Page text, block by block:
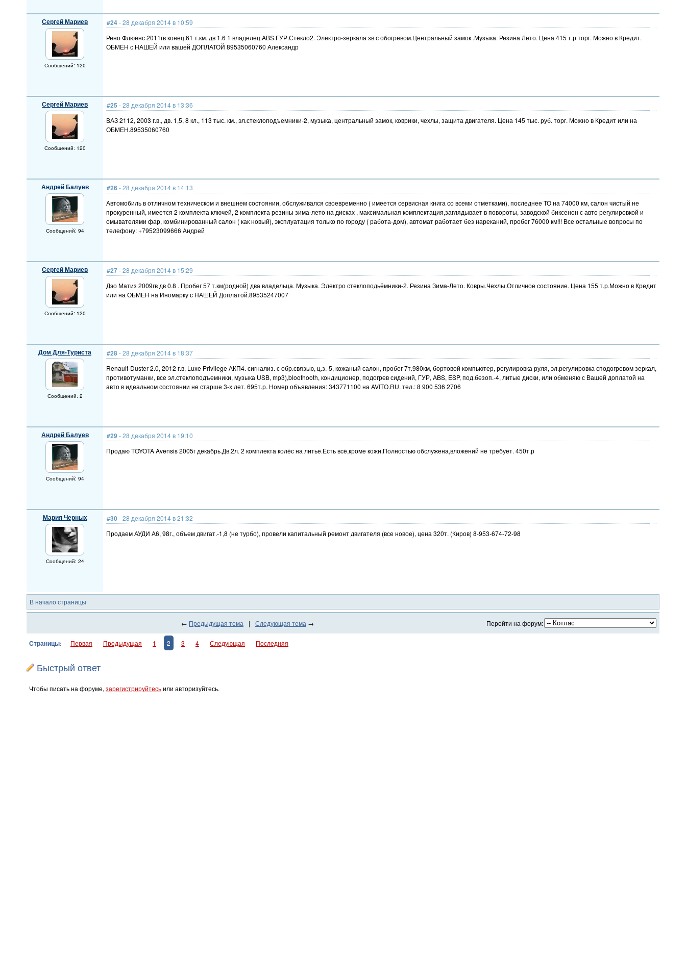
Сергей Мариев
Сообщений: 120
#24- 28 декабря 2014 в 10:59
Рено Флюенс 2011гв конец.61 т.км. дв 1.6 1 владелец.ABS.ГУР.Стекло2. Электро-зеркала зв с обогревом.Центральный замок .Музыка. Резина Лето. Цена 415 т.р торг. Можно в Кредит.
ОБМЕН с НАШЕЙ или вашей ДОПЛАТОЙ 89535060760 Александр
Сергей Мариев
Сообщений: 120
#25 - 28 декабря 2014 в 13:36
ВАЗ 2112, 2003 г.в., дв. 1,5, 8 кл., 113 тыс. км., эл.стеклоподъемники-2, музыка, центральный замок, коврики, чехлы, защита двигателя. Цена 145 тыс. руб. торг. Можно в Кредит или на
ОБМЕН.89535060760
Андрей Балуев
Сообщений: 94
#26- 28 декабря 2014 в 14:13
Автомобиль в отличном техническом и внешнем состоянии, обслуживался своевременно ( имеется сервисная книга со всеми отметками), последнее ТО на 74000 км, салон чистый не
прокуренный, имеется 2 комплекта ключей, 2 комплекта резины зима-лето на дисках , максимальная комплектация,заглядывает в повороты, заводской биксенон с авто регулировкой и
омывателями фар, комбинированный салон ( как новый), эксплуатация только по городу ( работа-дом), автомат работает без нареканий, пробег 76000 км!!! Все остальные вопросы по
телефону: +79523099666 Андрей
Сергей Мариев
Сообщений: 120
#27- 28 декабря 2014 в 15:29
Дэо Матиз 2009гв дв 0.8 . Пробег 57 т.км(родной) два владельца. Музыка. Электро стеклоподьёмники-2. Резина Зима-Лето. Ковры.Чехлы.Отличное состояние. Цена 155 т.р.Можно в Кредит
или на ОБМЕН на Иномарку с НАШЕЙ Доплатой.89535247007
Дом Для-Туриста
Сообщений: 2
#28- 28 декабря 2014 в 18:37
Renault-Duster 2.0, 2012 г.в, Luxe Privilege АКП4. сигнализ. с обр.связью, ц.з.-5, кожаный салон, пробег 7т.980км, бортовой компьютер, регулировка руля, эл.регулировка сподогревом зеркал,
противотуманки, все эл.стеклоподъемники, музыка USB, mp3),bloothooth, кондиционер, подогрев сидений, ГУР, ABS, ESP, под.безоп.-4, литые диски, или обменяю с Вашей доплатой на
авто в идеальном состоянии не старше 3-х лет. 695т.р. Номер объявления: 343771100 на AVITO.RU. тел.: 8 900 536 2706
Андрей Балуев
Сообщений: 94
#29- 28 декабря 2014 в 19:10
Продаю TOYOTA Avensis 2005г декабрь.Дв.2л. 2 комплекта колёс на литье.Есть всё,кроме кожи.Полностью обслужена,вложений не требует. 450т.р
Мария Черных
Сообщений: 24
#30- 28 декабря 2014 в 21:32
Продаем АУДИ А6, 98г., объем двигат.-1,8 (не турбо), провели капитальный ремонт двигателя (все новое), цена 320т. (Киров) 8-953-674-72-98
В начало страницы
← Предыдущая тема | Следующая тема → Перейти на форум:
Страницы: Первая Предыдущая 1 2 3 4 Следующая Последняя
Быстрый ответ
Чтобы писать на форуме, зарегистрируйтесьили авторизуйтесь.